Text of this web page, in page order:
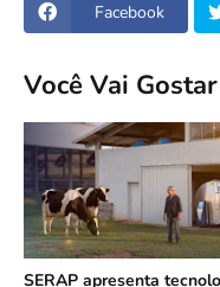
Facebook
Você Vai Gostar
SERAP apresenta